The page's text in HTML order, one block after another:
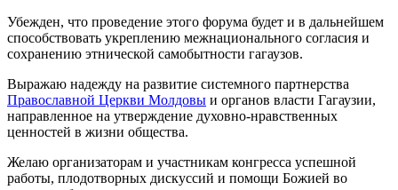
Убежден, что проведение этого форума будет и в дальнейшем
способствовать укреплению межнационального согласия и
сохранению этнической самобытности гагаузов.
Выражаю надежду на развитие системного партнерства
Православной Церкви Молдовы и органов власти Гагаузии,
направленное на утверждение духовно-нравственных
ценностей в жизни общества.
Желаю организаторам и участникам конгресса успешной
работы, плодотворных дискуссий и помощи Божией во